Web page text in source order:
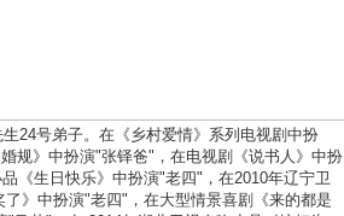
24号弟子。在《乡村爱情》系列电视剧中扮
规》中扮演"张铎爸"，在电视剧《说书人》中扮
《生日快乐》中扮演"老四"，在2010年辽宁卫
》中扮演"老四"，在大型情景喜剧《来的都是